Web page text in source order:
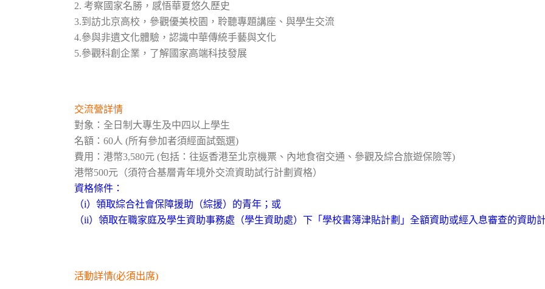
2. 考察國家名勝，感悟華夏悠久歷史
3.到訪北京高校，參觀優美校園，聆聽專題講座、與學生交流
4.參與非遺文化體驗，認識中華傳統手藝與文化
5.參觀科創企業，了解國家高端科技發展
交流營詳情
對象：全日制 大專生及中四以上學生
名額：60人 (所有參加者須經面試甄選)
費用：港幣3,580元 (包括：往返香港至北京機票、內地食宿交通、參觀及綜合旅遊保險等)
港幣500元（須符合基層青年境外交流資助試行計劃資格）
資格條件：
（i）領取綜合社會保障援助（綜援）的青年；或
（ii）領取在職家庭及學生資助事務處（學生資助處）下「學校書簿津貼計劃」全額資助或經入息審查的資助
活動詳情(必須出席)